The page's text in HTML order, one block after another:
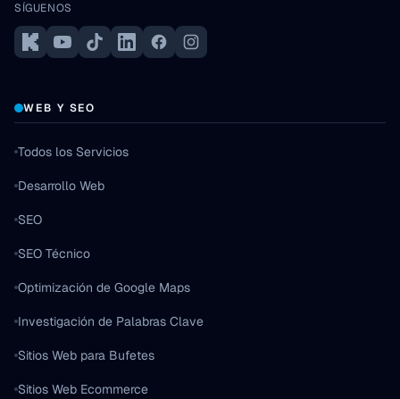
SÍGUENOS
WEB Y SEO
Todos los Servicios
Desarrollo Web
SEO
SEO Técnico
Optimización de Google Maps
Investigación de Palabras Clave
Sitios Web para Bufetes
Sitios Web Ecommerce